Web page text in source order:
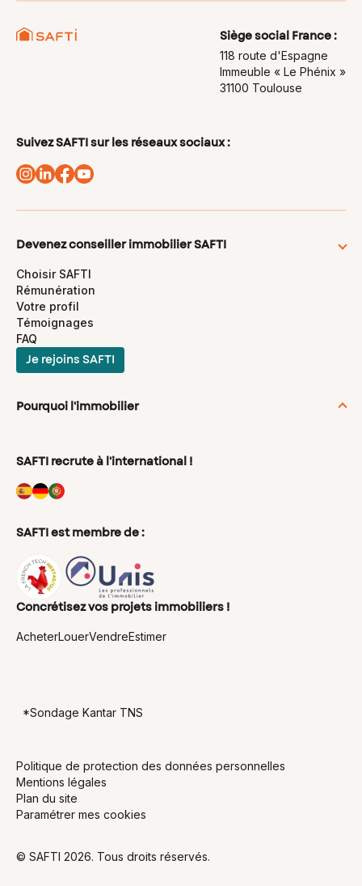
Siège social France :
118 route d'Espagne
Immeuble « Le Phénix »
31100 Toulouse
Suivez SAFTI sur les réseaux sociaux :
Devenez conseiller immobilier SAFTI
Choisir SAFTI
Rémunération
Votre profil
Témoignages
FAQ
Je rejoins SAFTI
Pourquoi l'immobilier
Les métiers de l’immobilier
Mandataire immobilier indépendant
Agent Immobilier indépendant
Négociateur immobilier
Chasseur immobilier indépendant
Agent immobilier
SAFTI recrute à l'international !
SAFTI est membre de :
Concrétisez vos projets immobiliers !
AcheterLouerVendreEstimer
*Sondage Kantar TNS
Politique de protection des données personnelles
Mentions légales
Plan du site
Paramétrer mes cookies
© SAFTI 2026. Tous droits réservés.